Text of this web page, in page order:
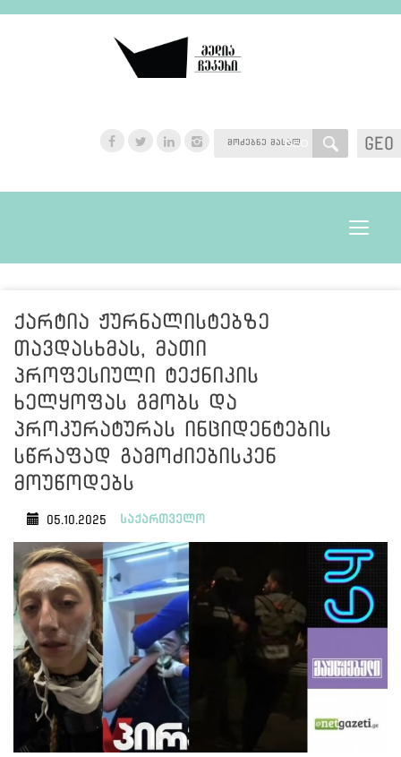
GEO
GEO
Toggle
ქარტია ჟურნალისტებზე
თავდასხმას, მათი
პროფესიული ტექნიკის
ხელყოფას გმობს და
პროკურატურას ინციდენტების
სწრაფად გამოძიებისკენ
მოუწოდებს
05.10.2025 საქართველო